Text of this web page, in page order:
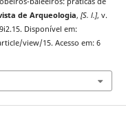
de Arqueologia, [S. l.], v.
Disponível em:
view/15. Acesso em: 6